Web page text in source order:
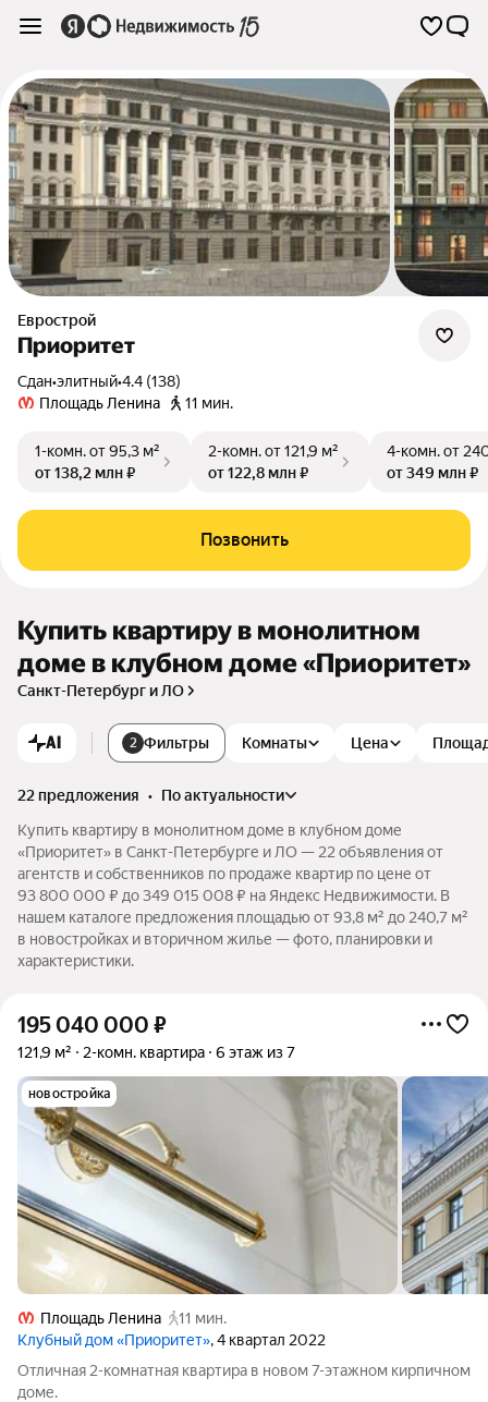
Еврострой
Приоритет
Сдан•элитный•4.4 (138)
Площадь Ленина
11 мин.
1-комн.от 95,3 м²
от 138,2 млн ₽
2-комн.от 121,9 м²
от 122,8 млн ₽
4-комн.от
от 349 млн ₽
Позвонить
Купить квартиру в монолитном
доме в клубном доме «Приоритет»
Санкт-Петербург и ЛО
AI 2 Фильтры Комнаты Цена
22 предложения •
по актуальности
Купить квартиру в монолитном доме в клубном доме
«Приоритет» в Санкт-Петербурге и ЛО — 22 объявления от
агентств и собственников по продаже квартир по цене от
93 800 000 ₽ до 349 015 008 ₽ на Яндекс Недвижимости. В
нашем каталоге предложения площадью от 93,8 м² до 240,7 м²
в новостройках и вторичном жилье — фото, планировки и
характеристики.
195 040 000 ₽
121,9 м² 2-комн. квартира 6 этаж из 7
новостройка
Площадь Ленина
11 мин.
Клубный дом «Приоритет», 4 квартал 2022
Отличная 2-комнатная квартира в новом 7-этажном кирпичном
доме.